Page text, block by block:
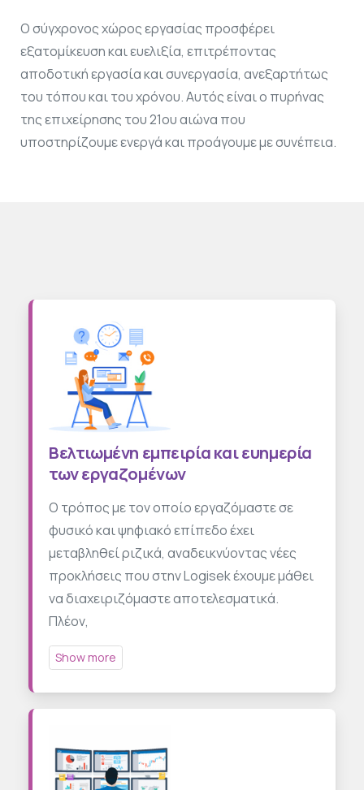
Ο σύγχρονος χώρος εργασίας προσφέρει
εξατομίκευση και ευελιξία, επιτρέποντας
αποδοτική εργασία και συνεργασία, ανεξαρτήτως
του τόπου και του χρόνου. Αυτός είναι ο πυρήνας
της επιχείρησης του 21ου αιώνα που
υποστηρίζουμε ενεργά και προάγουμε με συνέπεια.
Βελτιωμένη εμπειρία και ευημερία
των εργαζομένων
Ο τρόπος με τον οποίο εργαζόμαστε σε
φυσικό και ψηφιακό επίπεδο έχει
μεταβληθεί ριζικά, αναδεικνύοντας νέες
προκλήσεις που στην Logisek έχουμε μάθει
να διαχειριζόμαστε αποτελεσματικά.
Πλέον,